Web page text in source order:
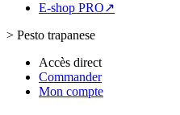
E-shop PRO↗
> Pesto trapanese
Accès direct
Commander
Mon compte